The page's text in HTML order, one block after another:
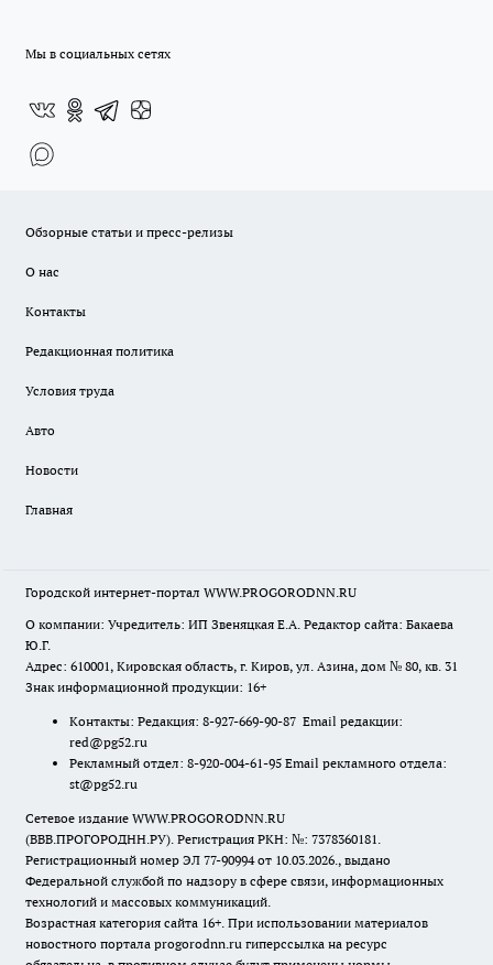
Мы в социальных сетях
Обзорные статьи и пресс-релизы
О нас
Контакты
Редакционная политика
Условия труда
Авто
Новости
Главная
Городской интернет-портал WWW.PROGORODNN.RU
О компании: Учредитель: ИП Звеняцкая Е.А. Редактор сайта: Бакаева
Ю.Г.
Адрес: 610001, Кировская область, г. Киров, ул. Азина, дом № 80, кв. 31
Знак информационной продукции: 16+
Контакты: Редакция: 8-927-669-90-87 Email редакции:
red@pg52.ru
Рекламный отдел: 8-920-004-61-95 Email рекламного отдела:
st@pg52.ru
Сетевое издание WWW.PROGORODNN.RU
(ВВВ.ПРОГОРОДНН.РУ). Регистрация РКН: №: 7378360181.
Регистрационный номер ЭЛ 77-90994 от 10.03.2026., выдано
Федеральной службой по надзору в сфере связи, информационных
технологий и массовых коммуникаций.
Возрастная категория сайта 16+. При использовании материалов
новостного портала progorodnn.ru гиперссылка на ресурс